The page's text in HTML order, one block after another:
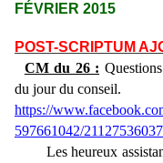
FÉVRIER 2015
POST-SCRIPTUM
CM du 26 :
du jour du conseil.
https://
597661042/
Les heureux